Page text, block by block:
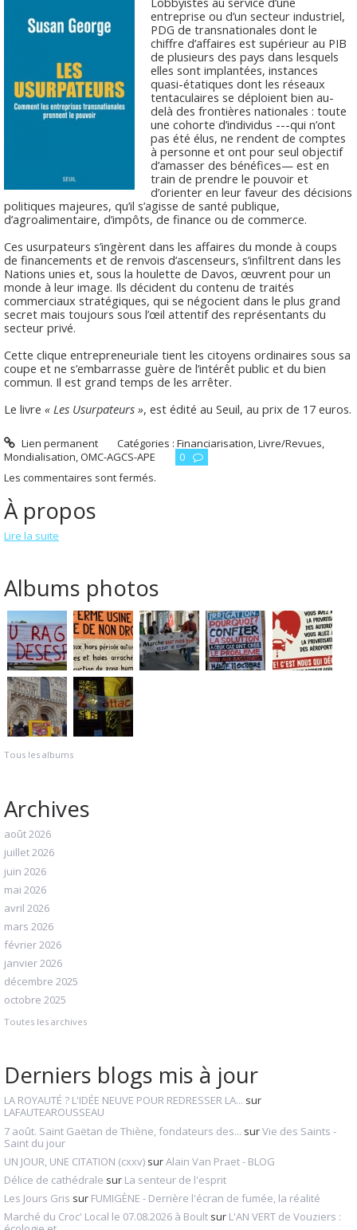
entreprise ou d’un secteur industriel,
PDG de transnationales dont le
chiffre d’affaires est supérieur au PIB
de plusieurs des pays dans lesquels
elles sont implantées, instances
quasi-étatiques dont les réseaux
tentaculaires se déploient bien au-
delà des frontières nationales : toute
une cohorte d’individus ---qui n’ont
pas été élus, ne rendent de comptes
à personne et ont pour seul objectif
d’amasser des bénéfices— est en
train de prendre le pouvoir et
d’orienter en leur faveur des décisions
politiques majeures, qu’il s’agisse de santé publique,
d’agroalimentaire, d’impôts, de finance ou de commerce.
Ces usurpateurs s’ingèrent dans les affaires du monde à coups
de financements et de renvois d’ascenseurs, s’infiltrent dans les
Nations unies et, sous la houlette de Davos, œuvrent pour un
monde à leur image. Ils décident du contenu de traités
commerciaux stratégiques, qui se négocient dans le plus grand
secret mais toujours sous l’œil attentif des représentants du
secteur privé.
Cette clique entrepreneuriale tient les citoyens ordinaires sous sa
coupe et ne s’embarrasse guère de l’intérêt public et du bien
commun. Il est grand temps de les arrêter.
Le livre « Les Usurpateurs », est édité au Seuil, au prix de 17 euros.
Lien permanent Catégories :Financiarisation,Livre/Revues,
Mondialisation,OMC-AGCS-APE
0
Les commentaires sont fermés.
À propos
Lire la suite
Albums photos
Tous les albums
Archives
août 2026
juillet 2026
juin 2026
mai 2026
avril 2026
mars 2026
février 2026
janvier 2026
décembre 2025
octobre 2025
Toutes les archives
Derniers blogs mis à jour
LA ROYAUTÉ ? L'IDÉE NEUVE POUR REDRESSER LA... sur
LAFAUTEAROUSSEAU
7 août. Saint Gaëtan de Thiène, fondateurs des... surVie des Saints -
Saint du jour
UN JOUR, UNE CITATION (cxxv) surAlain Van Praet - BLOG
Délice de cathédrale sur La senteur de l'esprit
Les Jours Gris sur FUMIGÈNE - Derrière l'écran de fumée, la réalité
Marché du Croc' Local le 07.08.2026 à Boult sur L'AN VERT de Vouziers :